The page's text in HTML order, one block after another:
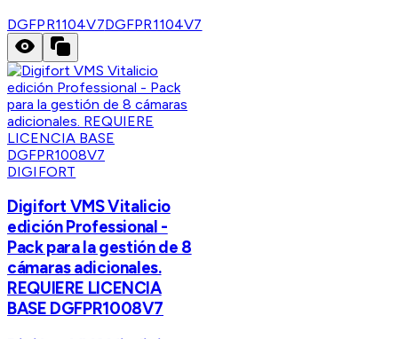
DGFPR1104V7DGFPR1104V7
DIGIFORT
Digifort VMS Vitalicio
edición Professional -
Pack para la gestión de 8
cámaras adicionales.
REQUIERE LICENCIA
BASE DGFPR1008V7